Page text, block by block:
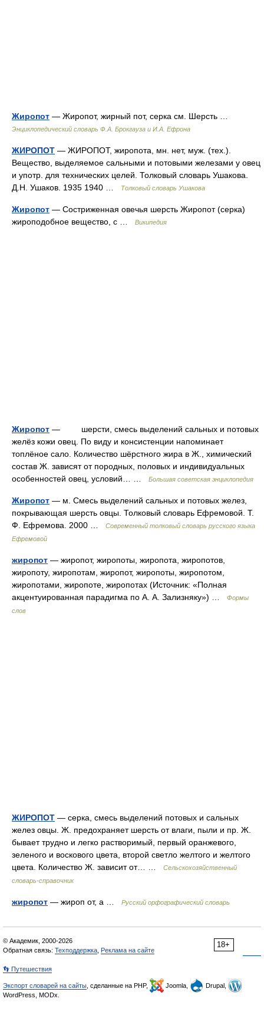
Жиропот — Жиропот, жирный пот, серка см. Шерсть …
Энциклопедический словарь Ф.А. Брокгауза и И.А. Ефрона
ЖИРОПОТ — ЖИРОПОТ, жиропота, мн. нет, муж. (тех.).
Вещество, выделяемое сальными и потовыми железами у овец
и употр. для технических целей. Толковый словарь Ушакова.
Д.Н. Ушаков. 1935 1940 …
Толковый словарь Ушакова
Жиропот — Состриженная овечья шерсть Жиропот (серка)
жироподобное вещество, с …
Википедия
Жиропот — шерсти, смесь выделений сальных и потовых
желёз кожи овец. По виду и консистенции напоминает
топлёное сало. Количество шёрстного жира в Ж., химический
состав Ж. зависят от породных, половых и индивидуальных
особенностей овец, условий… …
Большая советская энциклопедия
Жиропот — м. Смесь выделений сальных и потовых желез,
покрывающая шерсть овцы. Толковый словарь Ефремовой. Т.
Ф. Ефремова. 2000 …
Современный толковый словарь русского языка
Ефремовой
жиропот — жиропот, жиропоты, жиропота, жиропотов,
жиропоту, жиропотам, жиропот, жиропоты, жиропотом,
жиропотами, жиропоте, жиропотах (Источник: «Полная
акцентуированная парадигма по А. А. Зализняку») …
Формы
слов
ЖИРОПОТ — серка, смесь выделений потовых и сальных
желез овцы. Ж. предохраняет шерсть от влаги, пыли и пр. Ж.
бывает трудно и легко растворимый, первый оранжевого,
зеленого и воскового цвета, второй светло желтого и желтого
цвета. Количество Ж. зависит от… …
Сельскохозяйственный
словарь-справочник
жиропот — жироп от, а … Русский орфографический словарь
18+
© Академик, 2000-2026
Обратная связь: Техподдержка Реклама на сайте
👣 Путешествия
Экспорт словарей на сайты , сделанные на PHP, Joomla,
Drupal,
WordPress, MODx.